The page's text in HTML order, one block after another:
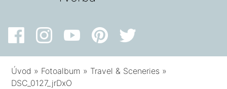
Úvod » Fotoalbum » Travel & Sceneries »
DSC_0127_jrDxO